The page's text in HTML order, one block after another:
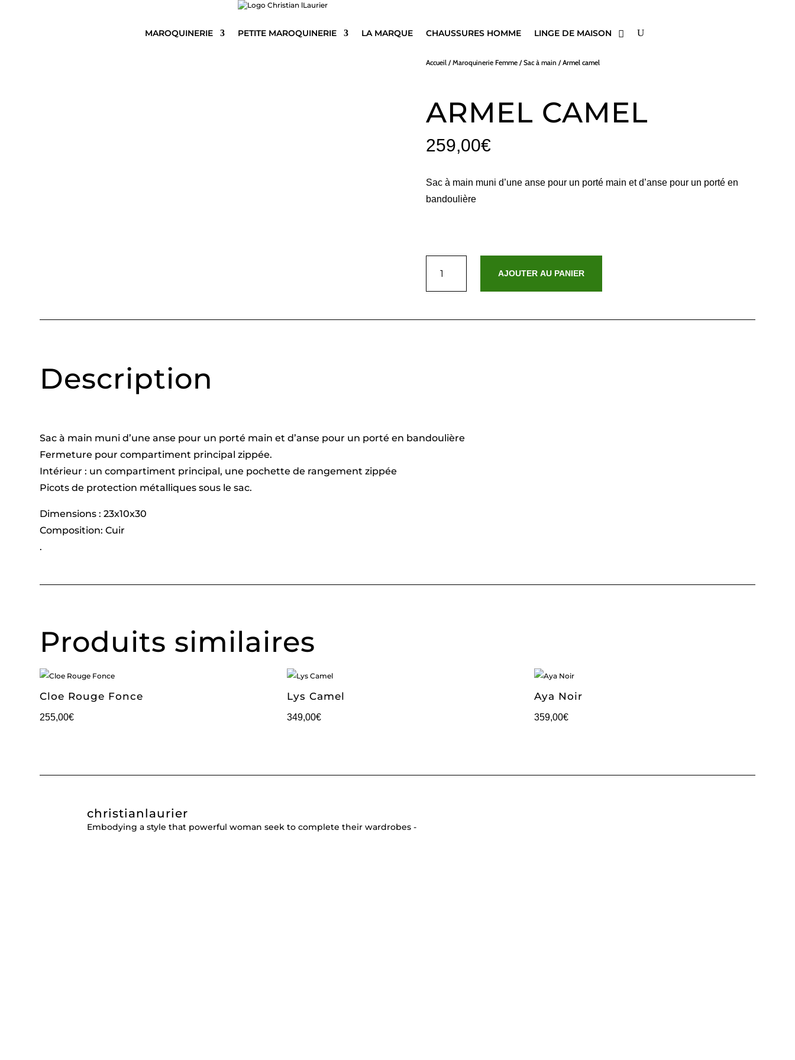
MAROQUINERIE PETITE MAROQUINERIE LA MARQUE CHAUSSURES HOMME LINGE DE MAISON
Accueil /Maroquinerie Femme /Sac à main / Armel camel
ARMEL CAMEL
259,00€
Sac à main muni d’une anse pour un porté main et d’anse pour un porté en
bandoulière
camel
AJOUTER AU PANIER
Description
Sac à main muni d’une anse pour un porté main et d’anse pour un porté en bandoulière
Fermeture pour compartiment principal zippée.
Intérieur : un compartiment principal, une pochette de rangement zippée
Picots de protection métalliques sous le sac.
Dimensions : 23x10x30
Composition: Cuir
.
Produits similaires
Cloe Rouge Fonce
255,00€
Lys Camel
349,00€
Aya Noir
359,00€
christianlaurier
Embodying a style that powerful woman seek to complete their wardrobes -